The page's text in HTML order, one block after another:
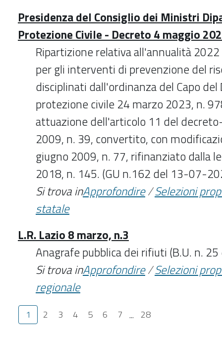
Presidenza del Consiglio dei Ministri
Protezione Civile - Decreto 4 maggio
Ripartizione relativa all'annualità
per gli interventi di prevenzione del
disciplinati dall'ordinanza del Capo
protezione civile 24 marzo 2023, n.
attuazione dell'articolo 11 del
2009, n. 39, convertito, con
giugno 2009, n. 77, rifinanziato dalla
2018, n. 145. (GU n.162 del 13-07-
Si trova inApprofondire/Selezioni
statale
L.R. Lazio 8 marzo, n.3
Anagrafe pubblica dei rifiuti (B.U. n.
Si trova inApprofondire/Selezioni
regionale
1 2 3 4 5 6 7 ... 28